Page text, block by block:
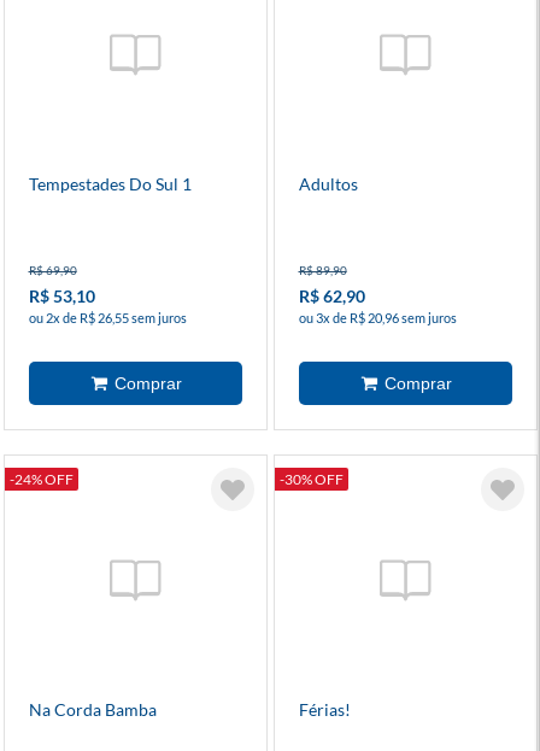
Tempestades Do Sul 1
R$ 69,90
R$ 53,10
ou 2x de R$ 26,55 sem juros
Adultos
R$ 89,90
R$ 62,90
ou 3x de R$ 20,96 sem juros
-24% OFF
Na Corda Bamba
-30% OFF
Férias!